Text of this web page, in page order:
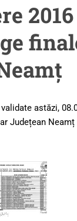
astăzi,
Județean Neamț